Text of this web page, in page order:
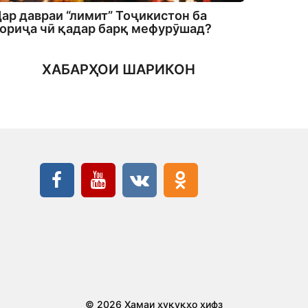
давраи “лимит” Тоҷикистон ба
чӣ қадар барқ мефурӯшад?
ХАБАРҲОИ ШАРИКОН
© 2026 Ҳамаи ҳуқуқҳо ҳифз